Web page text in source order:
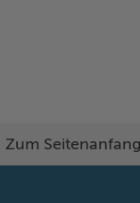
Zum Seitenanfang